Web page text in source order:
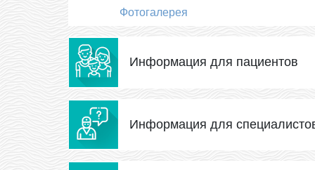
Фотогалерея
Информация для пациентов
Информация для